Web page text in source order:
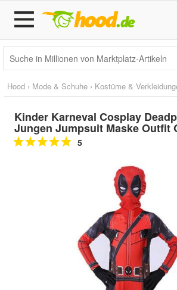
Hood › Mode & Schuhe › Kostüme &
Kinder Karneval Cosplay
Jungen Jumpsuit Maske Outfit
5